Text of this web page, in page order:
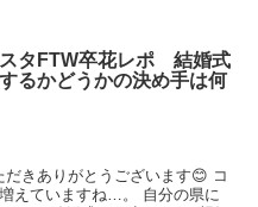
スタFTW卒花レポ 結婚式
るかどうかの決め手は何
きありがとうございます😊 コ
えていますね…。 自分の県に